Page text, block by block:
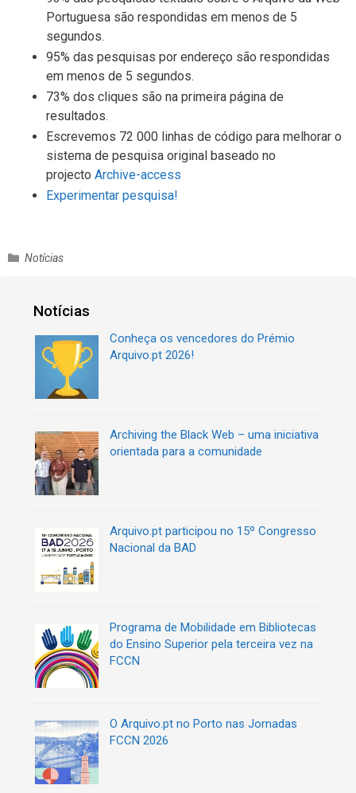
Portuguesa são respondidas em menos de 5
segundos.
95% das pesquisas por endereço são respondidas
em menos de 5 segundos.
73% dos cliques são na primeira página de
resultados.
Escrevemos 72 000 linhas de código para melhorar o
sistema de pesquisa original baseado no
projecto Archive-access
Experimentar pesquisa!
C
Notícias
Notícias
Conheça os vencedores do Prémio
Arquivo.pt 2026!
Archiving the Black Web – uma iniciativa
orientada para a comunidade
Arquivo.pt participou no 15º Congresso
Nacional da BAD
Programa de Mobilidade em Bibliotecas
do Ensino Superior pela terceira vez na
FCCN
O Arquivo.pt no Porto nas Jornadas
FCCN 2026